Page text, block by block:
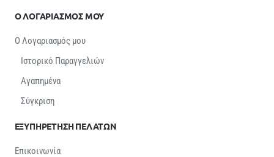
Ο ΛΟΓΑΡΙΑΣΜΟΣ ΜΟΥ
Ο Λογαριασμός μου
Ιστορικό Παραγγελιών
Αγαπημένα
Σύγκριση
ΕΞΥΠΗΡΕΤΗΣΗ ΠΕΛΑΤΩΝ
Επικοινωνία